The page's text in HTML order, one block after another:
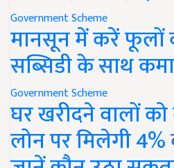
Government Scheme
मानसून में करें फूलों
सब्सिडी के साथ
Government Scheme
घर खरीदने वालों को
लोन पर मिलेगी 4%